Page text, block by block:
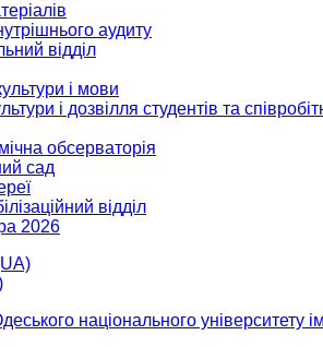
аудиту
відділ
і мови
і дозвілля студентів та
обсерваторія
сад
відділ
2026